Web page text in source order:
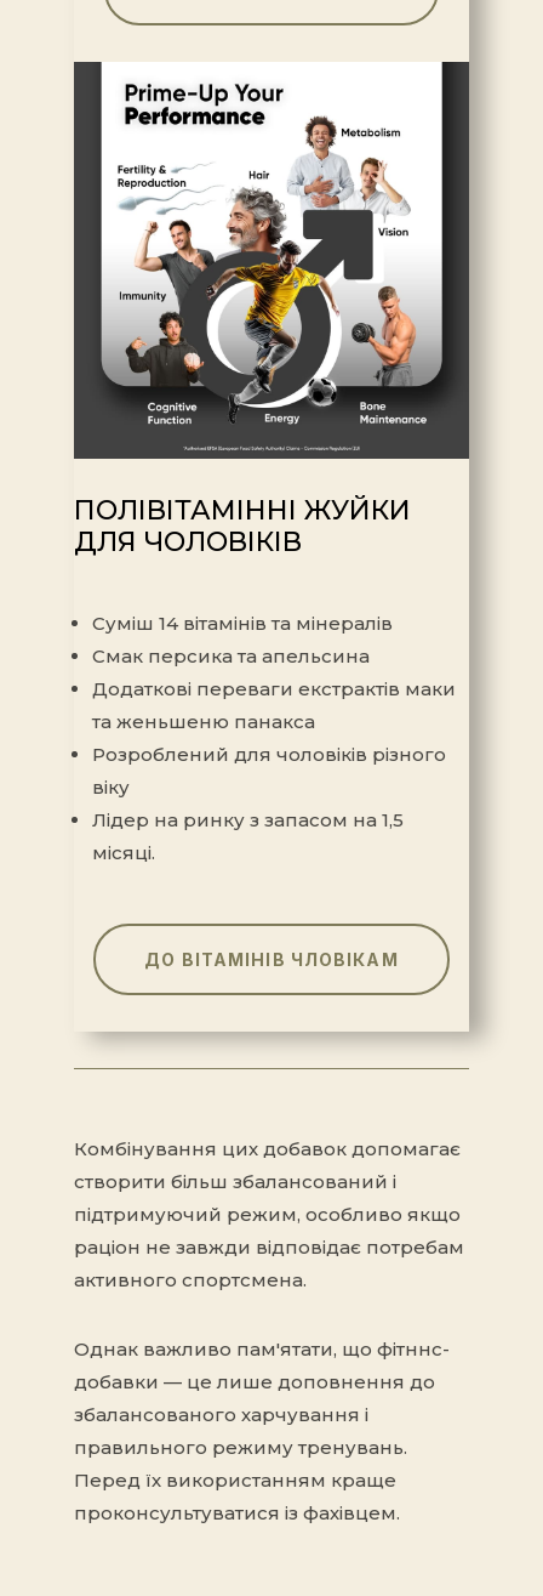
ПОЛІВІТАМІННІ ЖУЙКИ
ДЛЯ ЧОЛОВІКІВ
Суміш 14 вітамінів та мінералів
Смак персика та апельсина
Додаткові переваги екстрактів маки
та женьшеню панакса
Розроблений для чоловіків різного
віку
Лідер на ринку з запасом на 1,5
місяці.
ДО ВІТАМІНІВ ЧЛОВІКАМ
Комбінування цих добавок допомагає
створити більш збалансований і
підтримуючий режим, особливо якщо
раціон не завжди відповідає потребам
активного спортсмена.
Однак важливо пам'ятати, що фітннс-
добавки — це лише доповнення до
збалансованого харчування і
правильного режиму тренувань.
Перед їх використанням краще
проконсультуватися із фахівцем.